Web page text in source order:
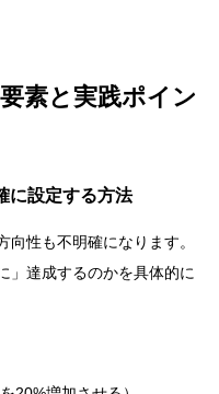
素と実践ポイン
に設定する方法
性も不明確になります。
」達成するのかを具体的に